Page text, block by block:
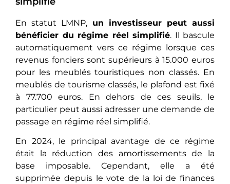
En statut LMNP, un investisseur peut aussi
bénéficier du régime réel simplifié. Il bascule
automatiquement vers ce régime lorsque ces
revenus fonciers sont supérieurs à 15.000 euros
pour les meublés touristiques non classés. En
meublés de tourisme classés, le plafond est fixé
à 77.700 euros. En dehors de ces seuils, le
particulier peut aussi adresser une demande de
passage en régime réel simplifié.
En 2024, le principal avantage de ce régime
était la réduction des amortissements de la
base imposable. Cependant, elle a été
supprimée depuis le vote de la loi de finances